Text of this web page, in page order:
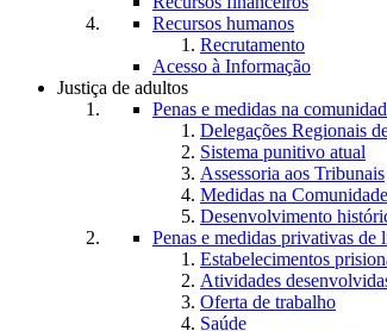
Recursos humanos
Recrutamento
Acesso à Informação
Justiça de adultos
Penas e medidas na
Delegações Regionais
Sistema punitivo atual
Assessoria aos Tribunais
Medidas na Comunidade
Desenvolvimento
Penas e medidas privativas de
Estabelecimentos
Atividades
Oferta de trabalho
Saúde